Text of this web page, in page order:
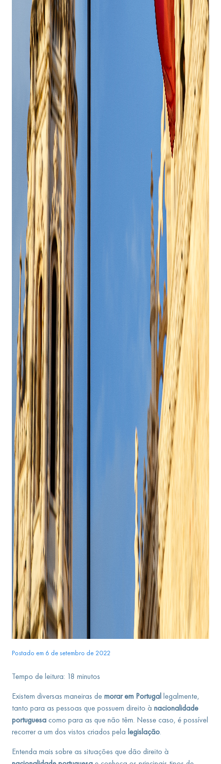
Postado em 6 de setembro de 2022
Tempo de leitura: 18 minutos
Existem diversas maneiras de morar em Portugal legalmente,
tanto para as pessoas que possuem direito à nacionalidade
portuguesa como para as que não têm. Nesse caso, é possível
recorrer a um dos vistos criados pela legislação.
Entenda mais sobre as situações que dão direito à